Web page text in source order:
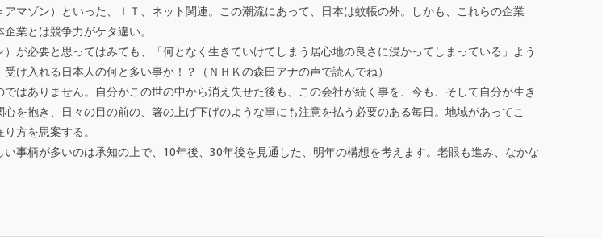
マゾン）といった、ＩＴ、ネット関連。この潮流にあって、日本は蚊帳の外。しかも、これらの企業
業とは競争力がケタ違い。
が必要と思ってはみても、「何となく生きていけてしまう居心地の良さに浸かってしまっている」よう
け入れる日本人の何と多い事か！？（ＮＨＫの森田アナの声で読んでね）
はありません。自分がこの世の中から消え失せた後も、この会社が続く事を、今も、そして自分が生き
を抱き、日々の目の前の、箸の上げ下げのような事にも注意を払う必要のある毎日。地域があってこ
方を思案する。
事柄が多いのは承知の上で、10年後、30年後を見通した、明年の構想を考えます。老眼も進み、なかな